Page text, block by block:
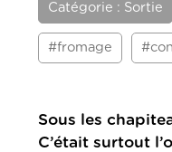
Catégorie : Sortie
#fromage
Sous les
C’était surtout